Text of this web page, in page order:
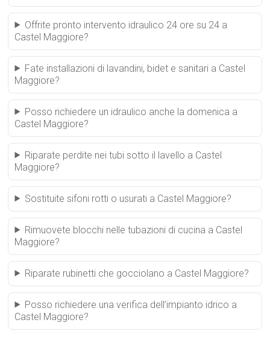
Offrite pronto intervento idraulico 24 ore su 24 a
Castel Maggiore?
Fate installazioni di lavandini, bidet e sanitari a Castel
Maggiore?
Posso richiedere un idraulico anche la domenica a
Castel Maggiore?
Riparate perdite nei tubi sotto il lavello a Castel
Maggiore?
Sostituite sifoni rotti o usurati a Castel Maggiore?
Rimuovete blocchi nelle tubazioni di cucina a Castel
Maggiore?
Riparate rubinetti che gocciolano a Castel Maggiore?
Posso richiedere una verifica dell’impianto idrico a
Castel Maggiore?